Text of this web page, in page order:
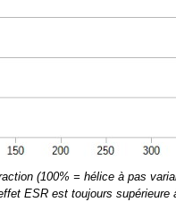
(100% = hélice à pas
ESR est toujours supérieure